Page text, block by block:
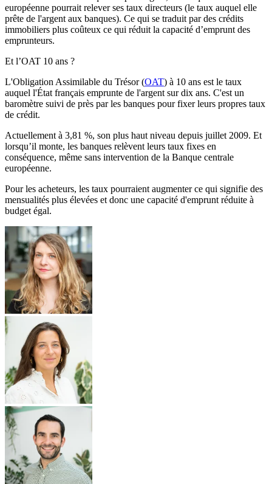
européenne pourrait relever ses taux directeurs (le taux auquel elle
prête de l'argent aux banques). Ce qui se traduit par des crédits
immobiliers plus coûteux ce qui réduit la capacité d’emprunt des
emprunteurs.
Et l’OAT 10 ans ?
L'Obligation Assimilable du Trésor (OAT) à 10 ans est le taux
auquel l'État français emprunte de l'argent sur dix ans. C'est un
baromètre suivi de près par les banques pour fixer leurs propres taux
de crédit.
Actuellement à 3,81 %, son plus haut niveau depuis juillet 2009. Et
lorsqu’il monte, les banques relèvent leurs taux fixes en
conséquence, même sans intervention de la Banque centrale
européenne.
Pour les acheteurs, les taux pourraient augmenter ce qui signifie des
mensualités plus élevées et donc une capacité d'emprunt réduite à
budget égal.